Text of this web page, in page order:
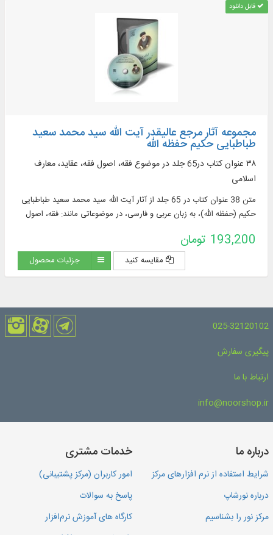
قابل دانلود
مجموعه آثار مرجع عالیقدر آیت الله سید محمد سعید
طباطبایی حکیم حفظه الله
۳۸ عنوان کتاب در65 جلد در موضوع فقه، اصول فقه، عقاید، معارف
اسلامی
متن 38 عنوان کتاب در 65 جلد از آثار آیت الله سید محمد سعید طباطبایی
حکیم (حفظه الله)، به زبان عربی و فارسی، در موضوعاتی مانند: فقه، اصول
193,200 تومان
مقایسه کنید جزئیات محصول
025-32120102
پیگیری سفارش
ارتباط با ما
info@noorshop.ir
درباره ما
شرایط استفاده از نرم افزارهای مرکز
درباره نورشاپ
مرکز نور را بشناسیم
خدمات مشتری
امور کاربران (مرکز پشتیبانی)
پاسخ به سوالات
کارگاه های آموزش نرم‌افزار